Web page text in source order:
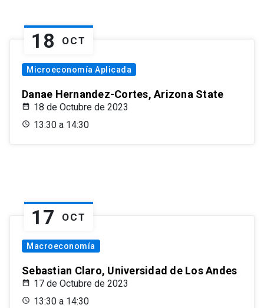
18 OCT
Microeconomía Aplicada
Danae Hernandez-Cortes, Arizona State
18 de Octubre de 2023
13:30 a 14:30
17 OCT
Macroeconomía
Sebastian Claro, Universidad de Los Andes
17 de Octubre de 2023
13:30 a 14:30